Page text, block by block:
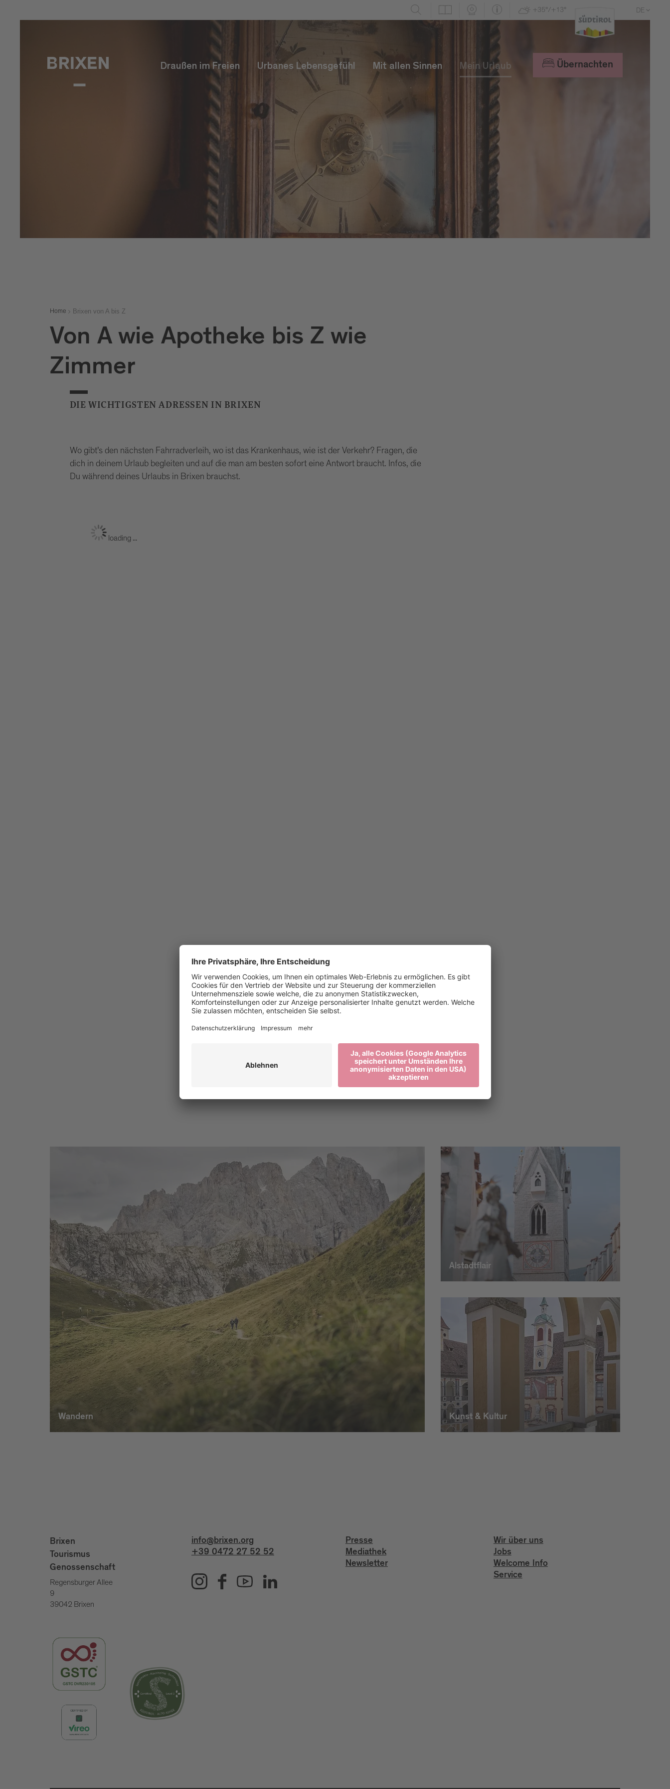
+35°/+13° DE
Draußen im Freien Urbanes Lebensgefühl Mit allen Sinnen Mein Urlaub Übernachten
Home Brixen von A bis Z
Von A wie Apotheke bis Z wie
Zimmer
DIE WICHTIGSTEN ADRESSEN IN BRIXEN
Wo gibt’s den nächsten Fahrradverleih, wo ist das Krankenhaus, wie ist der Verkehr? Fragen, die
dich in deinem Urlaub begleiten und auf die man am besten sofort eine Antwort braucht. Infos, die
Du während deines Urlaubs in Brixen brauchst.
loading ...
Wandern
Alstadtflair
Kunst & Kultur
Brixen
Tourismus
Genossenschaft
Regensburger Allee
9
39042 Brixen
info@brixen.org
+39 0472 27 52 52
Presse
Mediathek
Newsletter
Wir über uns
Jobs
Welcome Info
Service